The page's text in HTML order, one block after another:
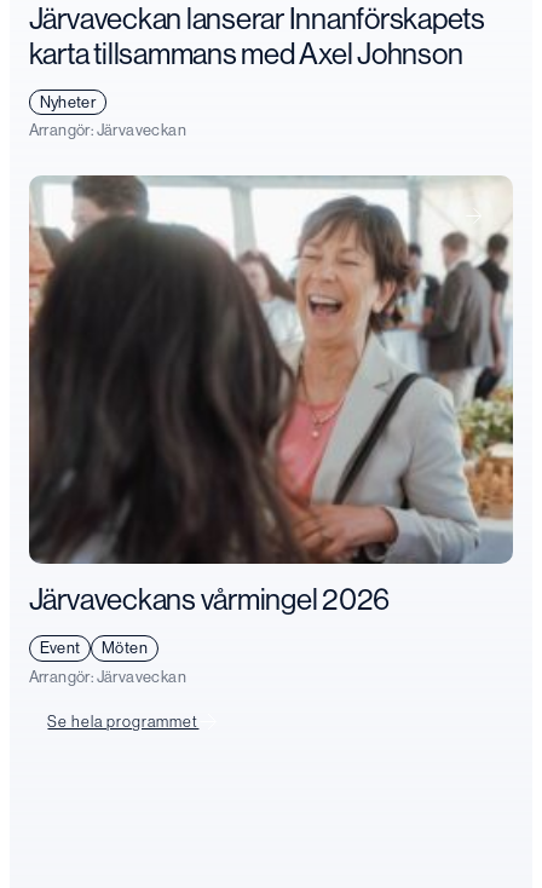
Järvaveckan lanserar Innanförskapets
karta tillsammans med Axel Johnson
Nyheter
Arrangör:Järvaveckan
Järvaveckans vårmingel 2026
Event
Möten
Arrangör:Järvaveckan
Se hela programmet